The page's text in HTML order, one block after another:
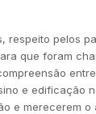
respeito pelos
que foram
e edificação
e merecerem